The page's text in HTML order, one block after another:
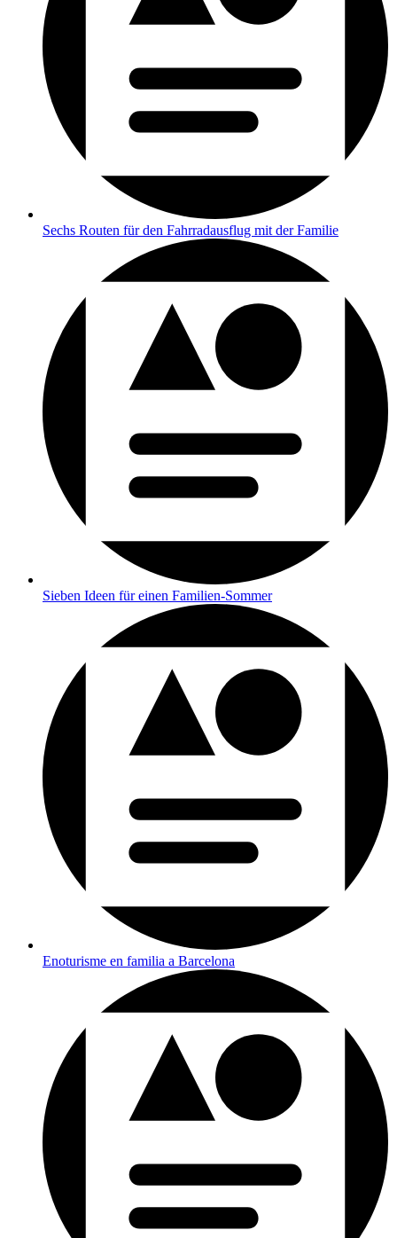
Sechs Routen für den Fahrradausflug mit der Familie
Sieben Ideen für einen Familien-Sommer
Enoturisme en familia a Barcelona